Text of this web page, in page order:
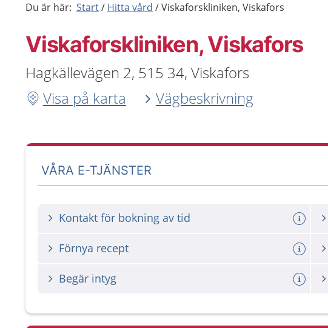
Du är här: Start Hitta vård Viskaforskliniken, Viskafors
Viskaforskliniken, Viskafors
Hagkällevägen 2, 515 34, Viskafors
Visa på karta
Vägbeskrivning
VÅRA E-TJÄNSTER
Kontakt för bokning av tid
Förnya recept
Begär intyg